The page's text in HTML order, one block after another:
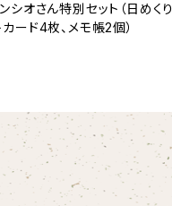
シオさん特別セット（日めくり
ード4枚、メモ帳2個）